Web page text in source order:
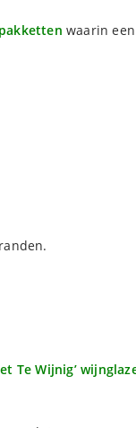
waarin
Te Wijnig’